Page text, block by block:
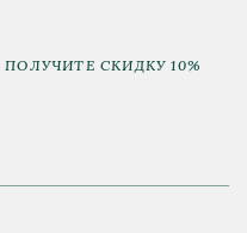
СКИДКУ 10%